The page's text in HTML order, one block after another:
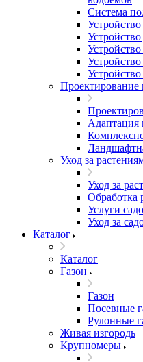
Система
Устройство
Проектирование
Адаптация
Уход за
Уход за
Обработка
Услуги
Уход за
Каталог
Каталог
Газон
Газон
Посевные
Рулонные
Живая изгородь
Крупномеры